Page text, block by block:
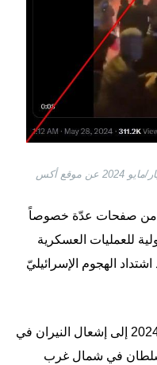
من صفحات عدّة خصوصاً
للعمليات العسكرية
الهجوم الإسرائيليّ
وأدّت غارة إسرائيلية في 26 أيّار/مايو 2024 إلى إشعال النيران في
في شمال غرب